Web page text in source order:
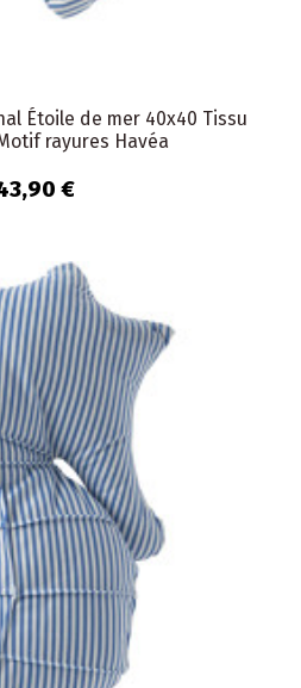
Étoile de mer 40x40 Tissu
rayures Havéa
€